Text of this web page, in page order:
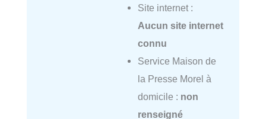
Site internet :
Aucun site internet
connu
Service Maison de
la Presse Morel à
domicile : non
renseigné